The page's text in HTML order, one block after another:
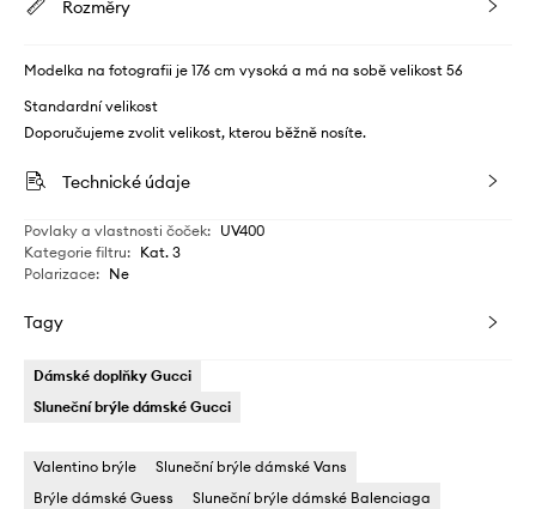
Rozměry
Modelka na fotografii je 176 cm vysoká a má na sobě velikost 56
Standardní velikost
Doporučujeme zvolit velikost, kterou běžně nosíte.
Technické údaje
Povlaky a vlastnosti čoček: UV400
Kategorie filtru: Kat. 3
Polarizace: Ne
Tagy
Dámské doplňky Gucci
Sluneční brýle dámské Gucci
Valentino brýle
Sluneční brýle dámské Vans
Brýle dámské Guess
Sluneční brýle dámské Balenciaga